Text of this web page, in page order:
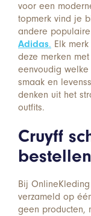
voor een
topmerk vind je
andere
Adidas. Elk
deze merken
eenvoudig
smaak en
denken uit het
outfits.
Cruyff
Bij
verzameld op
geen producten,